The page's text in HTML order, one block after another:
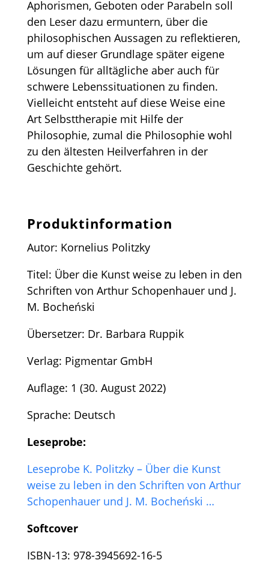
Aphorismen, Geboten oder Parabeln soll
den Leser dazu ermuntern, über die
philosophischen Aussagen zu reflektieren,
um auf dieser Grundlage später eigene
Lösungen für alltägliche aber auch für
schwere Lebenssituationen zu finden.
Vielleicht entsteht auf diese Weise eine
Art Selbsttherapie mit Hilfe der
Philosophie, zumal die Philosophie wohl
zu den ältesten Heilverfahren in der
Geschichte gehört.
Produktinformation
Autor: Kornelius Politzky
Titel: Über die Kunst weise zu leben in den
Schriften von Arthur Schopenhauer und J.
M. Bocheński
Übersetzer: Dr. Barbara Ruppik
Verlag: Pigmentar GmbH
Auflage: 1 (30. August 2022)
Sprache: Deutsch
Leseprobe:
Leseprobe K. Politzky – Über die Kunst
weise zu leben in den Schriften von Arthur
Schopenhauer und J. M. Bocheński …
Softcover
ISBN-13: 978-3945692-16-5